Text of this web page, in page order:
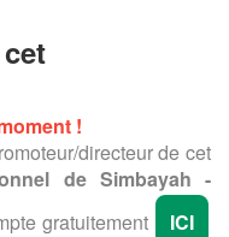
!
directeur de cet
de Simbayah -
gratuitement
ICI